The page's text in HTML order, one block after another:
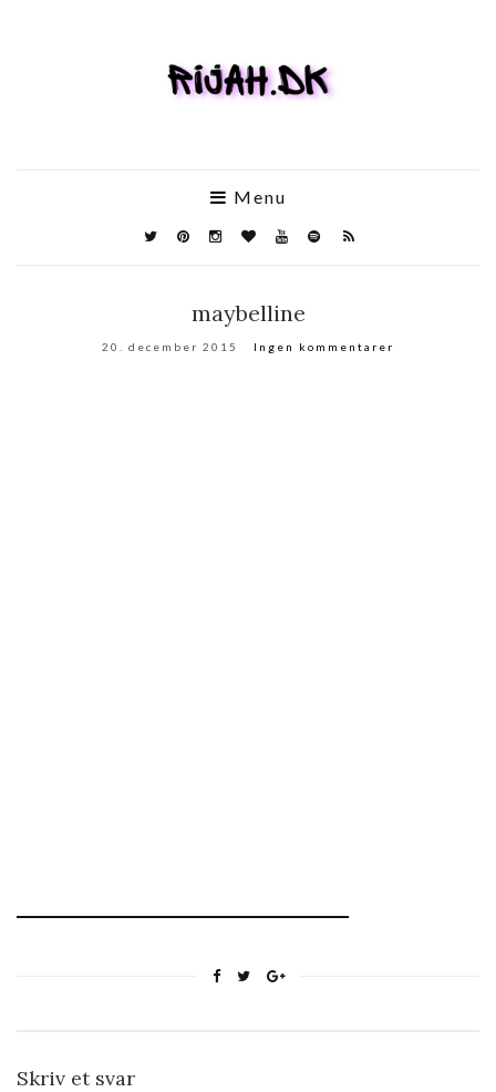
Menu
maybelline
20. december 2015 Ingen kommentarer
Skriv et svar